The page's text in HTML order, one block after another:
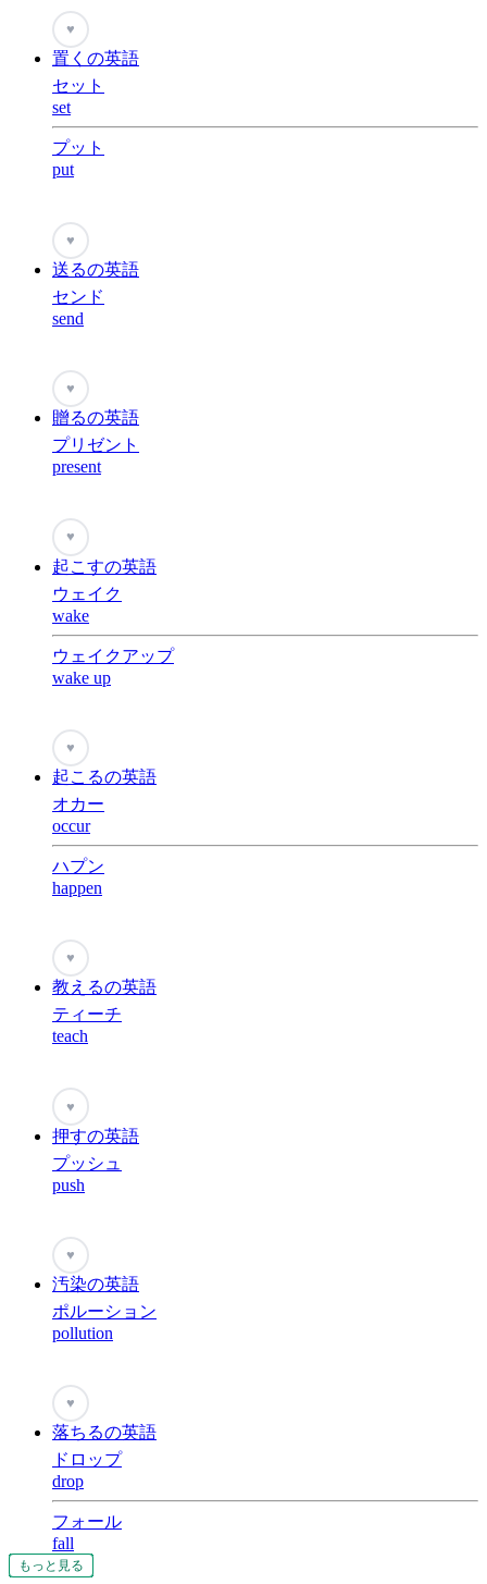
もっと見る
もっと見る
もっと見る
もっと見る
もっと見る
もっと見る
もっと見る
もっと見る
もっと見る
もっと見る
♥
置くの英語
セット
set
プット
put
♥
送るの英語
センド
send
♥
贈るの英語
プリゼント
present
♥
起こすの英語
ウェイク
wake
ウェイクアップ
wake up
♥
起こるの英語
オカー
occur
ハプン
happen
♥
教えるの英語
ティーチ
teach
♥
押すの英語
プッシュ
push
♥
汚染の英語
ポルーション
pollution
♥
落ちるの英語
ドロップ
drop
フォール
fall
もっと見る
もっと見る
もっと見る
もっと見る
もっと見る
もっと見る
もっと見る
もっと見る
もっと見る
もっと見る
もっと見る
もっと見る
もっと見る
もっと見る
もっと見る
もっと見る
もっと見る
もっと見る
もっと見る
もっと見る
もっと見る
もっと見る
もっと見る
もっと見る
もっと見る
もっと見る
もっと見る
もっと見る
もっと見る
もっと見る
もっと見る
もっと見る
もっと見る
もっと見る
もっと見る
もっと見る
もっと見る
もっと見る
もっと見る
もっと見る